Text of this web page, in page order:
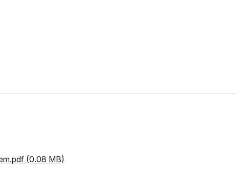
(0.08 MB)